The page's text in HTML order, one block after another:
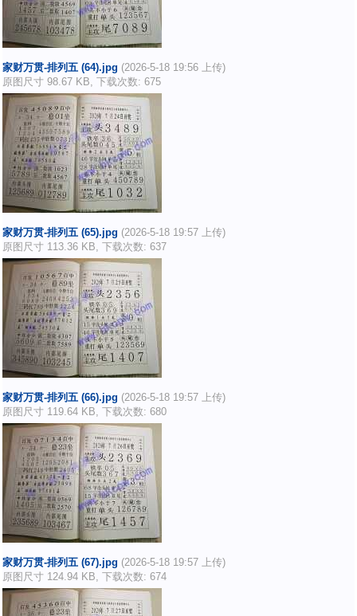
家财万贯-排列五 (64).jpg (2026-5-18 19:56 上传)
原图尺寸 98.67 KB, 下载次数: 675
家财万贯-排列五 (65).jpg (2026-5-18 19:57 上传)
原图尺寸 113.36 KB, 下载次数: 637
家财万贯-排列五 (66).jpg (2026-5-18 19:57 上传)
原图尺寸 119.64 KB, 下载次数: 680
家财万贯-排列五 (67).jpg (2026-5-18 19:57 上传)
原图尺寸 124.94 KB, 下载次数: 674